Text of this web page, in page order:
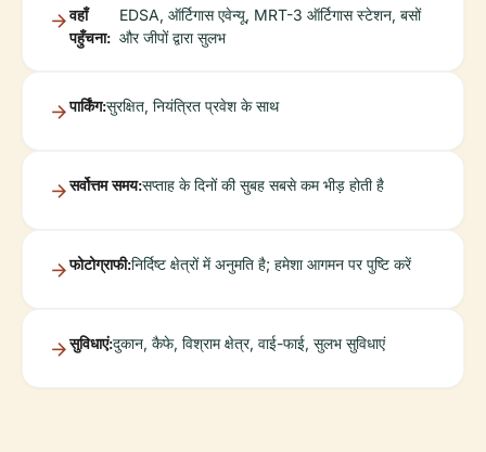
वहाँ
पहुँचना:
EDSA, ऑर्टिगास एवेन्यू, MRT-3 ऑर्टिगास स्टेशन, बसों
और जीपों द्वारा सुलभ
पार्किंग:सुरक्षित, नियंत्रित प्रवेश के साथ
सर्वोत्तम समय:सप्ताह के दिनों की सुबह सबसे कम भीड़ होती है
फोटोग्राफी:निर्दिष्ट क्षेत्रों में अनुमति है; हमेशा आगमन पर पुष्टि करें
सुविधाएं:दुकान, कैफे, विश्राम क्षेत्र, वाई-फाई, सुलभ सुविधाएं